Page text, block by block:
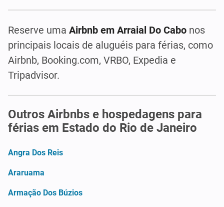
Reserve uma Airbnb em Arraial Do Cabo nos
principais locais de aluguéis para férias, como
Airbnb, Booking.com, VRBO, Expedia e
Tripadvisor.
Outros Airbnbs e hospedagens para
férias em Estado do Rio de Janeiro
Angra Dos Reis
Araruama
Armação Dos Búzios